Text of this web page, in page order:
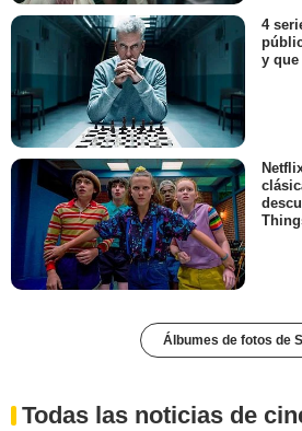
4
y que
Álbumes de fotos de
Todas las noticias de